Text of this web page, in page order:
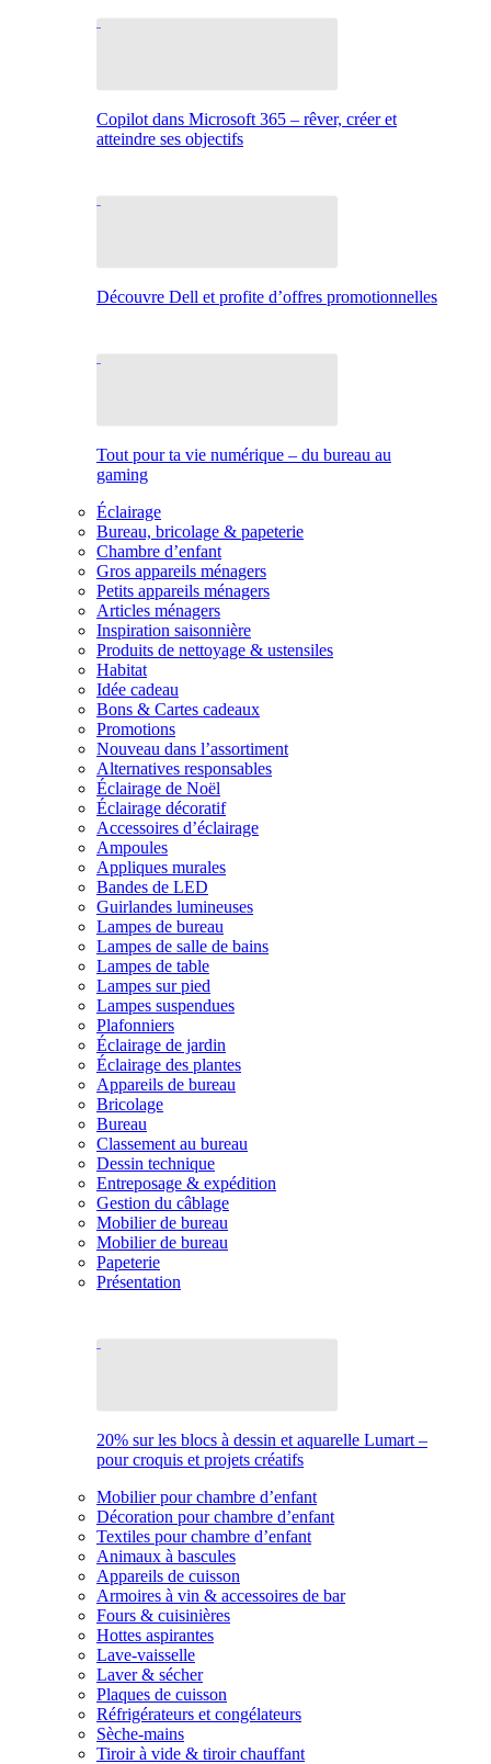
Copilot dans Microsoft 365 – rêver, créer et
atteindre ses objectifs
Découvre Dell et profite d’offres promotionnelles
Tout pour ta vie numérique – du bureau au
gaming
Éclairage
Bureau, bricolage & papeterie
Chambre d’enfant
Gros appareils ménagers
Petits appareils ménagers
Articles ménagers
Inspiration saisonnière
Produits de nettoyage & ustensiles
Habitat
Idée cadeau
Bons & Cartes cadeaux
Promotions
Nouveau dans l’assortiment
Alternatives responsables
Éclairage de Noël
Éclairage décoratif
Accessoires d’éclairage
Ampoules
Appliques murales
Bandes de LED
Guirlandes lumineuses
Lampes de bureau
Lampes de salle de bains
Lampes de table
Lampes sur pied
Lampes suspendues
Plafonniers
Éclairage de jardin
Éclairage des plantes
Appareils de bureau
Bricolage
Bureau
Classement au bureau
Dessin technique
Entreposage & expédition
Gestion du câblage
Mobilier de bureau
Mobilier de bureau
Papeterie
Présentation
20% sur les blocs à dessin et aquarelle Lumart –
pour croquis et projets créatifs
Mobilier pour chambre d’enfant
Décoration pour chambre d’enfant
Textiles pour chambre d’enfant
Animaux à bascules
Appareils de cuisson
Armoires à vin & accessoires de bar
Fours & cuisinières
Hottes aspirantes
Lave-vaisselle
Laver & sécher
Plaques de cuisson
Réfrigérateurs et congélateurs
Sèche-mains
Tiroir à vide & tiroir chauffant